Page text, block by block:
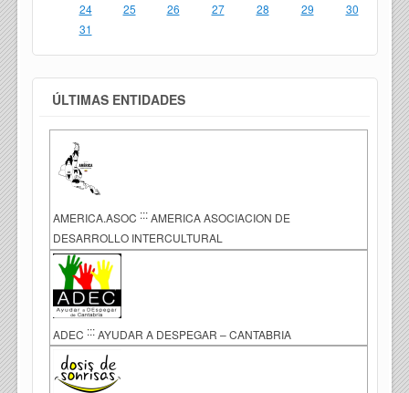
24
25 26 27 28 29
30
31
ÚLTIMAS ENTIDADES
AMERICA.ASOC ::: AMERICA ASOCIACION DE
DESARROLLO INTERCULTURAL
ADEC ::: AYUDAR A DESPEGAR – CANTABRIA